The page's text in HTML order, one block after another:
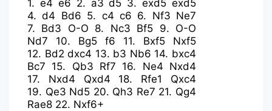
1. e4 e6 2. a3 d5 3.exd5 exd5
4.d4 Bd6 5. c4 c6 6. Nf3 Ne7
7. Bd3 O-O 8. Nc3 Bf5 9. O-O
Nd7
10. Bg5 f6 11. Bxf5
Nxf5
12. Bd2 dxc4 13. b3 Nb6 14. bxc4
Bc7 15. Qb3 Rf7 16. Ne4 Nxd4
17. Nxd4 Qxd4 18. Rfe1
Qxc4
19. Qe3 Nd5 20. Qh3 Re7 21. Qg4
Rae8 22. Nxf6+